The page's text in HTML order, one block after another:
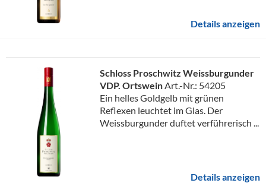
Details anzeigen
Schloss Proschwitz Weissburgunder
VDP. OrtsweinArt.-Nr.: 54205
Ein helles Goldgelb mit grünen
Reflexen leuchtet im Glas. Der
Weissburgunder duftet verführerisch ...
Details anzeigen